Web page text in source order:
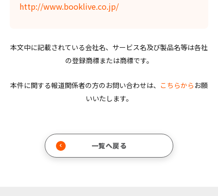
http://www.booklive.co.jp/
本文中に記載されている会社名、サービス名及び製品名等は各社
の登録商標または商標です。
本件に関する報道関係者の方のお問い合わせは、 こちらから お願
いいたします。
一覧へ戻る